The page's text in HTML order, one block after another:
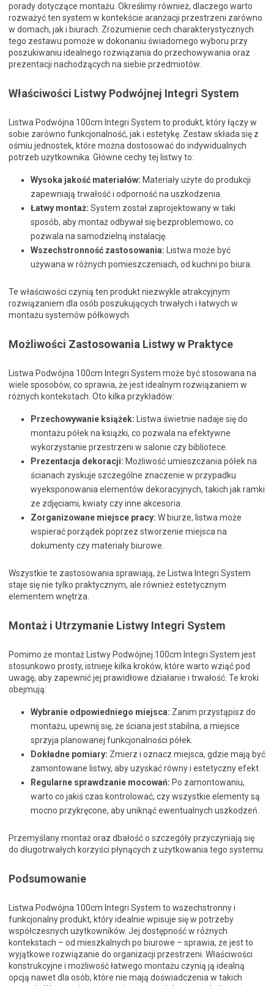
porady dotyczące montażu. Określimy również, dlaczego warto
rozważyć ten system w kontekście aranżacji przestrzeni zarówno
w domach, jak i biurach. Zrozumienie cech charakterystycznych
tego zestawu pomoże w dokonaniu świadomego wyboru przy
poszukiwaniu idealnego rozwiązania do przechowywania oraz
prezentacji nachodzących na siebie przedmiotów.
Właściwości Listwy Podwójnej Integri System
Listwa Podwójna 100cm Integri System to produkt, który łączy w
sobie zarówno funkcjonalność, jak i estetykę. Zestaw składa się z
ośmiu jednostek, które można dostosować do indywidualnych
potrzeb użytkownika. Główne cechy tej listwy to:
Wysoka jakość materiałów: Materiały użyte do produkcji
zapewniają trwałość i odporność na uszkodzenia.
Łatwy montaż: System został zaprojektowany w taki
sposób, aby montaż odbywał się bezproblemowo, co
pozwala na samodzielną instalację.
Wszechstronność zastosowania: Listwa może być
używana w różnych pomieszczeniach, od kuchni po biura.
Te właściwości czynią ten produkt niezwykle atrakcyjnym
rozwiązaniem dla osób poszukujących trwałych i łatwych w
montażu systemów półkowych.
Możliwości Zastosowania Listwy w Praktyce
Listwa Podwójna 100cm Integri System może być stosowana na
wiele sposobów, co sprawia, że jest idealnym rozwiązaniem w
różnych kontekstach. Oto kilka przykładów:
Przechowywanie książek: Listwa świetnie nadaje się do
montażu półek na książki, co pozwala na efektywne
wykorzystanie przestrzeni w salonie czy bibliotece.
Prezentacja dekoracji: Możliwość umieszczania półek na
ścianach zyskuje szczególne znaczenie w przypadku
wyeksponowania elementów dekoracyjnych, takich jak ramki
ze zdjęciami, kwiaty czy inne akcesoria.
Zorganizowane miejsce pracy: W biurze, listwa może
wspierać porządek poprzez stworzenie miejsca na
dokumenty czy materiały biurowe.
Wszystkie te zastosowania sprawiają, że Listwa Integri System
staje się nie tylko praktycznym, ale również estetycznym
elementem wnętrza.
Montaż i Utrzymanie Listwy Integri System
Pomimo że montaż Listwy Podwójnej 100cm Integri System jest
stosunkowo prosty, istnieje kilka kroków, które warto wziąć pod
uwagę, aby zapewnić jej prawidłowe działanie i trwałość. Te kroki
obejmują:
Wybranie odpowiedniego miejsca: Zanim przystąpisz do
montażu, upewnij się, że ściana jest stabilna, a miejsce
sprzyja planowanej funkcjonalności półek.
Dokładne pomiary: Zmierz i oznacz miejsca, gdzie mają być
zamontowane listwy, aby uzyskać równy i estetyczny efekt.
Regularne sprawdzanie mocowań: Po zamontowaniu,
warto co jakiś czas kontrolować, czy wszystkie elementy są
mocno przykręcone, aby uniknąć ewentualnych uszkodzeń.
Przemyślany montaż oraz dbałość o szczegóły przyczyniają się
do długotrwałych korzyści płynących z użytkowania tego systemu.
Podsumowanie
Listwa Podwójna 100cm Integri System to wszechstronny i
funkcjonalny produkt, który idealnie wpisuje się w potrzeby
współczesnych użytkowników. Jej dostępność w różnych
kontekstach – od mieszkalnych po biurowe – sprawia, że jest to
wyjątkowe rozwiązanie do organizacji przestrzeni. Właściwości
konstrukcyjne i możliwość łatwego montażu czynią ją idealną
opcją nawet dla osób, które nie mają doświadczenia w takich